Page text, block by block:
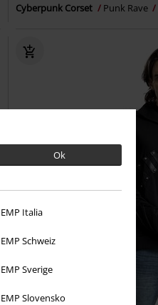
Ok
EMP Italia
EMP Schweiz
EMP Sverige
EMP Slovensko
Cyberpunk Corset Punk Rave